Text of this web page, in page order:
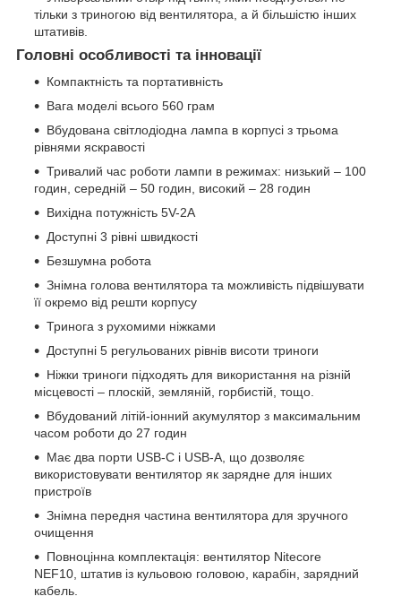
тільки з триногою від вентилятора, а й більшістю інших
штативів.
Головні особливості та інновації
Компактність та портативність
Вага моделі всього 560 грам
Вбудована світлодіодна лампа в корпусі з трьома
рівнями яскравості
Тривалий час роботи лампи в режимах: низький – 100
годин, середній – 50 годин, високий – 28 годин
Вихідна потужність 5V-2A
Доступні 3 рівні швидкості
Безшумна робота
Знімна голова вентилятора та можливість підвішувати
її окремо від решти корпусу
Тринога з рухомими ніжками
Доступні 5 регульованих рівнів висоти триноги
Ніжки триноги підходять для використання на різній
місцевості – плоскій, земляній, горбистій, тощо.
Вбудований літій-іонний акумулятор з максимальним
часом роботи до 27 годин
Має два порти USB-C і USB-A, що дозволяє
використовувати вентилятор як зарядне для інших
пристроїв
Знімна передня частина вентилятора для зручного
очищення
Повноцінна комплектація: вентилятор Nitecore
NEF10, штатив із кульовою головою, карабін, зарядний
кабель.